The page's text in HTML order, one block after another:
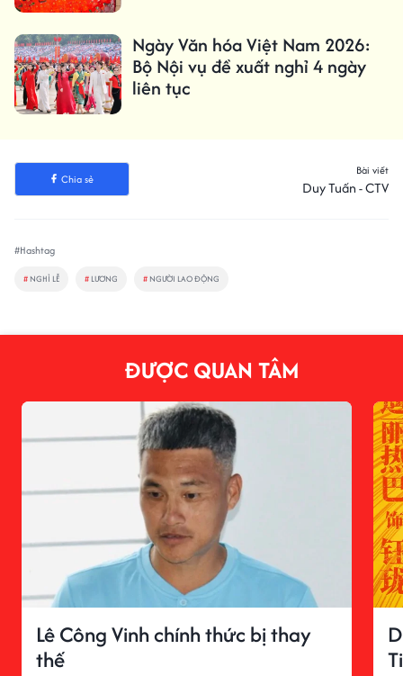
Ngày Văn hóa Việt Nam 2026:
Bộ Nội vụ đề xuất nghỉ 4 ngày
liên tục
Chia sẻ
Bài viết
Duy Tuấn - CTV
#Hashtag
# NGHỈ LỄ # LƯƠNG # NGƯỜI LAO ĐỘNG
ĐƯỢC QUAN TÂM
Lê Công Vinh chính thức bị thay
thế